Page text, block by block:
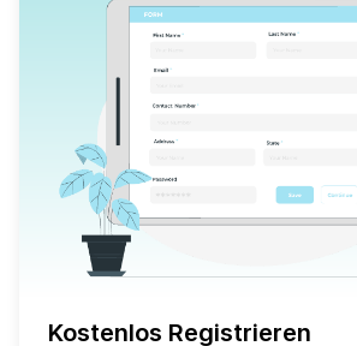
Kostenlos Registrieren